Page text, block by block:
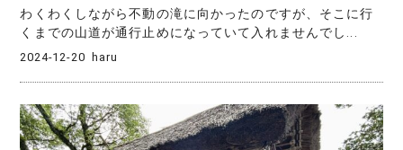
わくわくしながら不動の滝に向かったのですが、そこに行
くまでの山道が通行止めになっていて入れませんでし...
2024-12-20 haru